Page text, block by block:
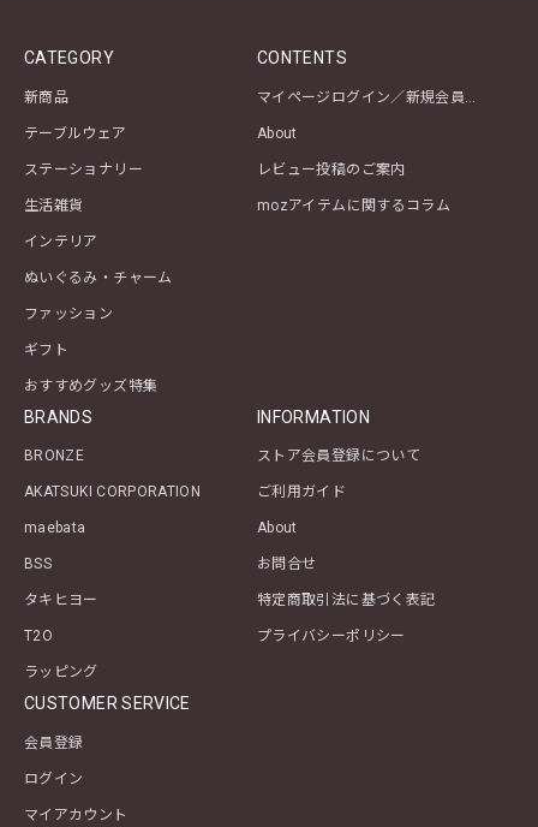
CATEGORY
新商品
テーブルウェア
ステーショナリー
生活雑貨
インテリア
ぬいぐるみ・チャーム
ファッション
ギフト
おすすめグッズ特集
CONTENTS
About
レビュー投稿のご案内
mozアイテムに関するコラム
BRANDS
BRONZE
AKATSUKI CORPORATION
maebata
BSS
タキヒヨー
T2O
ラッピング
INFORMATION
ストア会員登録について
ご利用ガイド
About
お問合せ
特定商取引法に基づく表記
プライバシーポリシー
CUSTOMER SERVICE
会員登録
ログイン
マイアカウント